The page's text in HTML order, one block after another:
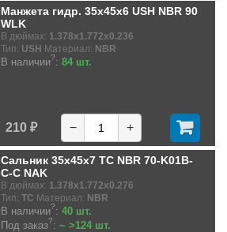
Манжета гидр. 35x45x6 USH NBR 90
WLK
В дюймах: 1.378x1.772x0.236
Тип: USH Материал: NBR
В наличии?: 84 шт.
210 ₽ − +
Сальник 35x45x7 TC NBR 70-K01B-
C-C NAK
В дюймах: 1.378x1.772x0.276
Тип: TC Материал: NBR
В наличии?: 40 шт.
Под заказ?: ~ >124 шт.